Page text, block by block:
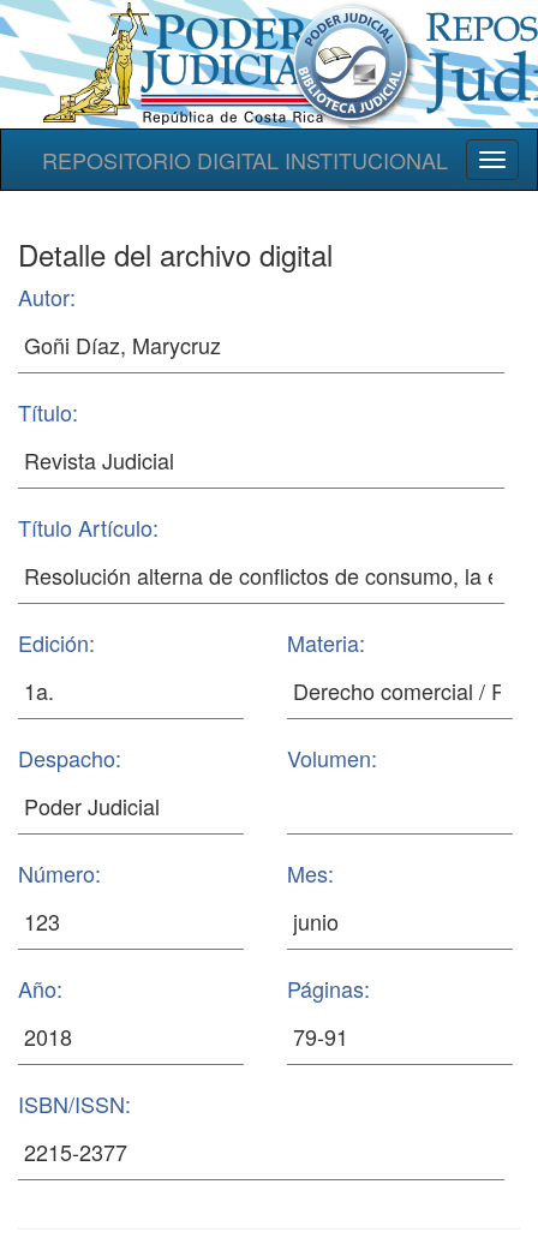
REPOSITORIO DIGITAL INSTITUCIONAL
Detalle del archivo digital
Autor:
Título:
Título Artículo:
Edición: Materia:
Despacho: Volumen:
Número: Mes:
Año: Páginas:
ISBN/ISSN: